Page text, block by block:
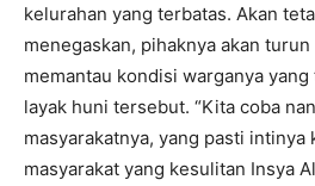
kelurahan yang terbatas. Akan
menegaskan, pihaknya akan
memantau kondisi warganya
layak huni tersebut. “Kita coba
masyarakatnya, yang pasti intinya
masyarakat yang kesulitan Insya